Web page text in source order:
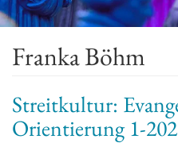
Franka Böhm
Streitkultur:
Orientierung 1-